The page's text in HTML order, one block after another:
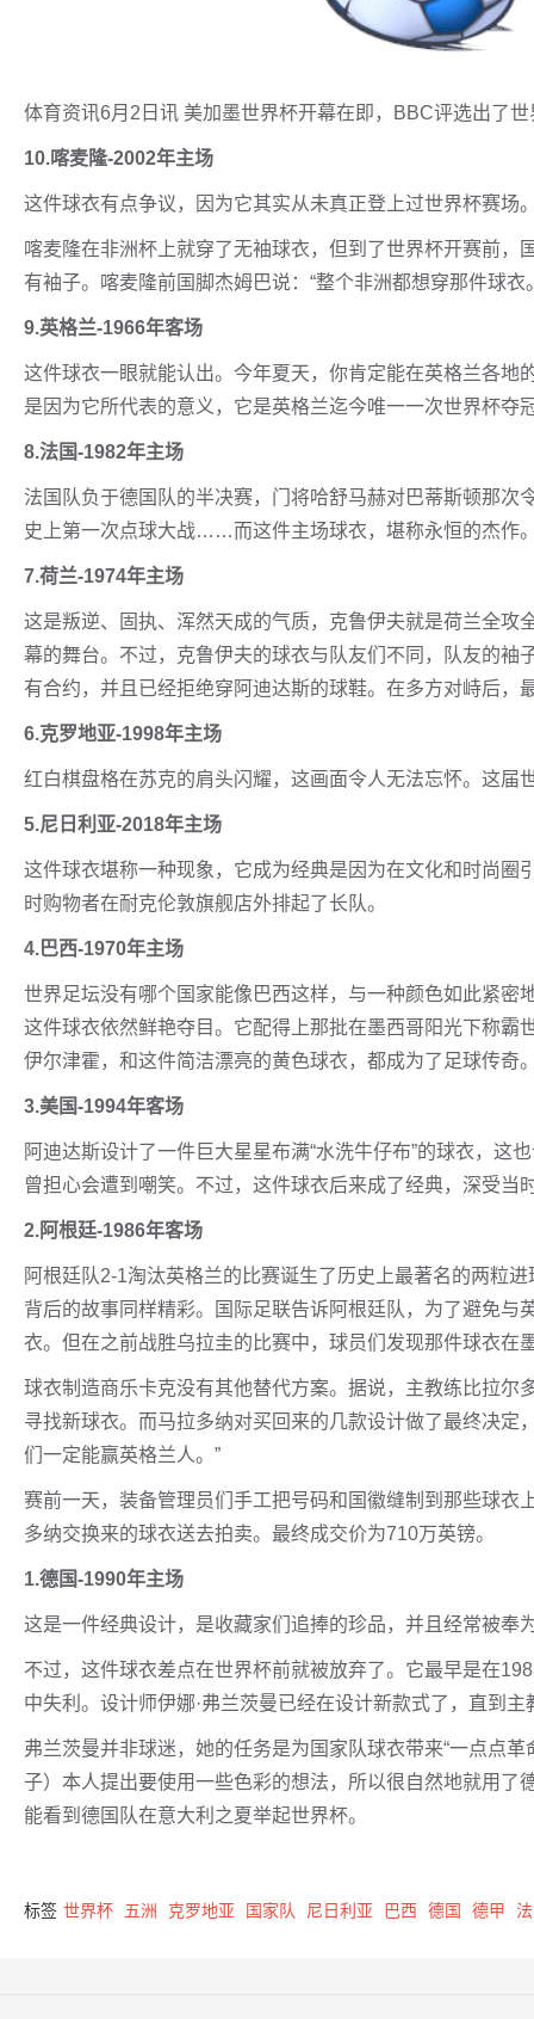
体育资讯6月2日讯 美加墨世界杯开幕在即，BBC评选出了
10.喀麦隆-2002年主场
这件球衣有点争议，因为它其实从未真正登上过世界杯赛场
喀麦隆在非洲杯上就穿了无袖球衣，但到了世界杯开赛前
有袖子。喀麦隆前国脚杰姆巴说：“整个非洲都想穿那件球衣
9.英格兰-1966年客场
这件球衣一眼就能认出。今年夏天，你肯定能在英格兰各地
是因为它所代表的意义，它是英格兰迄今唯一一次世界杯夺
8.法国-1982年主场
法国队负于德国队的半决赛，门将哈舒马赫对巴蒂斯顿那次
史上第一次点球大战……而这件主场球衣，堪称永恒的杰作
7.荷兰-1974年主场
这是叛逆、固执、浑然天成的气质，克鲁伊夫就是荷兰全攻
幕的舞台。不过，克鲁伊夫的球衣与队友们不同，队友的袖
有合约，并且已经拒绝穿阿迪达斯的球鞋。在多方对峙后，
6.克罗地亚-1998年主场
红白棋盘格在苏克的肩头闪耀，这画面令人无法忘怀。这届
5.尼日利亚-2018年主场
这件球衣堪称一种现象，它成为经典是因为在文化和时尚圈
时购物者在耐克伦敦旗舰店外排起了长队。
4.巴西-1970年主场
世界足坛没有哪个国家能像巴西这样，与一种颜色如此紧密
这件球衣依然鲜艳夺目。它配得上那批在墨西哥阳光下称霸
伊尔津霍，和这件简洁漂亮的黄色球衣，都成为了足球传奇
3.美国-1994年客场
阿迪达斯设计了一件巨大星星布满“水洗牛仔布”的球衣，这
曾担心会遭到嘲笑。不过，这件球衣后来成了经典，深受当
2.阿根廷-1986年客场
阿根廷队2-1淘汰英格兰的比赛诞生了历史上最著名的两粒
背后的故事同样精彩。国际足联告诉阿根廷队，为了避免
衣。但在之前战胜乌拉圭的比赛中，球员们发现那件球衣在
球衣制造商乐卡克没有其他替代方案。据说，主教练比拉
寻找新球衣。而马拉多纳对买回来的几款设计做了最终决定
们一定能赢英格兰人。”
赛前一天，装备管理员们手工把号码和国徽缝制到那些球衣
多纳交换来的球衣送去拍卖。最终成交价为710万英镑。
1.德国-1990年主场
这是一件经典设计，是收藏家们追捧的珍品，并且经常被奉
不过，这件球衣差点在世界杯前就被放弃了。它最早是在
中失利。设计师伊娜·弗兰茨曼已经在设计新款式了，直到
弗兰茨曼并非球迷，她的任务是为国家队球衣带来“一点点
子）本人提出要使用一些色彩的想法，所以很自然地就用了
能看到德国队在意大利之夏举起世界杯。
标签 世界杯 五洲 克罗地亚 国家队 尼日利亚 巴西 德国 德甲